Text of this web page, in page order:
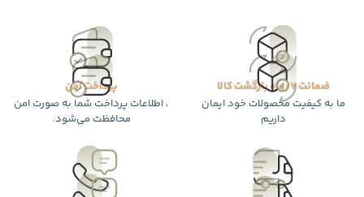
ضمانت 7 روزه بازگشت کالا
ما به کیفیت محصولات خود ایمان
داریم
پرداخت امن
، اطلاعات پرداخت شما به صورت امن
محافظت می‌شود.